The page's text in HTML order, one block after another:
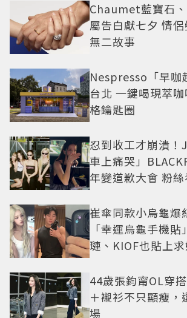
Chaumet藍寶石
屬告白獻七夕 情
無二故事
Nespresso「早咖
台北 一鍵喝現萃
格鑰匙圈
忍到收工才崩潰！
車上痛哭」
年變道歉大會 粉
崔傘同款小烏龜爆
「幸運烏龜手機
璉、KIOF也貼上
44歲張鈞甯OL穿
＋襯衫不只顯瘦，
場